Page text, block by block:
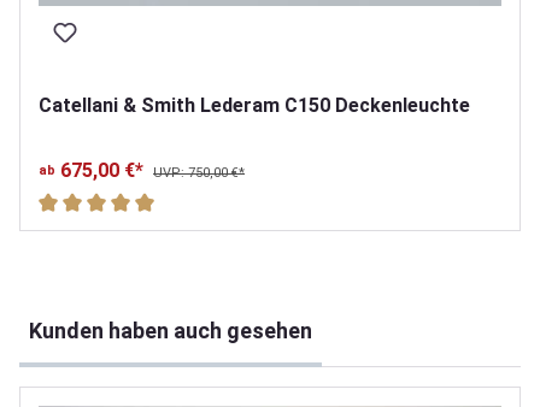
Catellani & Smith Lederam C150 Deckenleuchte
ab 675,00 €* UVP: 750,00 €*
Durchschnittliche Bewertung von 5 von 5 Sternen
Kunden haben auch gesehen